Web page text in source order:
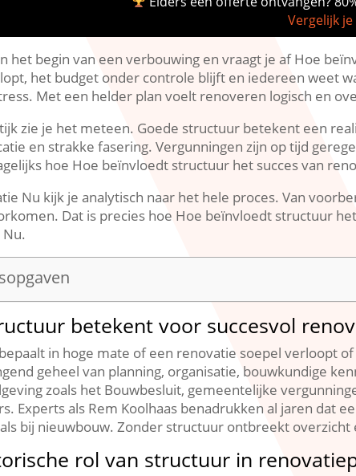
Vergelijk
het begin van een verbouwing en vraagt je af Hoe
het budget onder controle blijft en iedereen weet
Met een helder plan voelt renoveren logisch en
zie je het meteen.​ Goede structuur betekent een
en strakke fasering.​ Vergunningen zijn op tijd
hoe Hoe beïnvloedt structuur het succes van
Nu kijk je analytisch naar het hele proces.​ Van
Dat is precies hoe Hoe beïnvloedt structuur
betekent voor succesvol
in hoge mate of een renovatie soepel verloopt
geheel van planning, organisatie, bouwkundige
zoals het Bouwbesluit, gemeentelijke
Experts als Rem Koolhaas benadrukken al jaren dat
bij nieuwbouw.​ Zonder structuur ontbreekt
rol van structuur in